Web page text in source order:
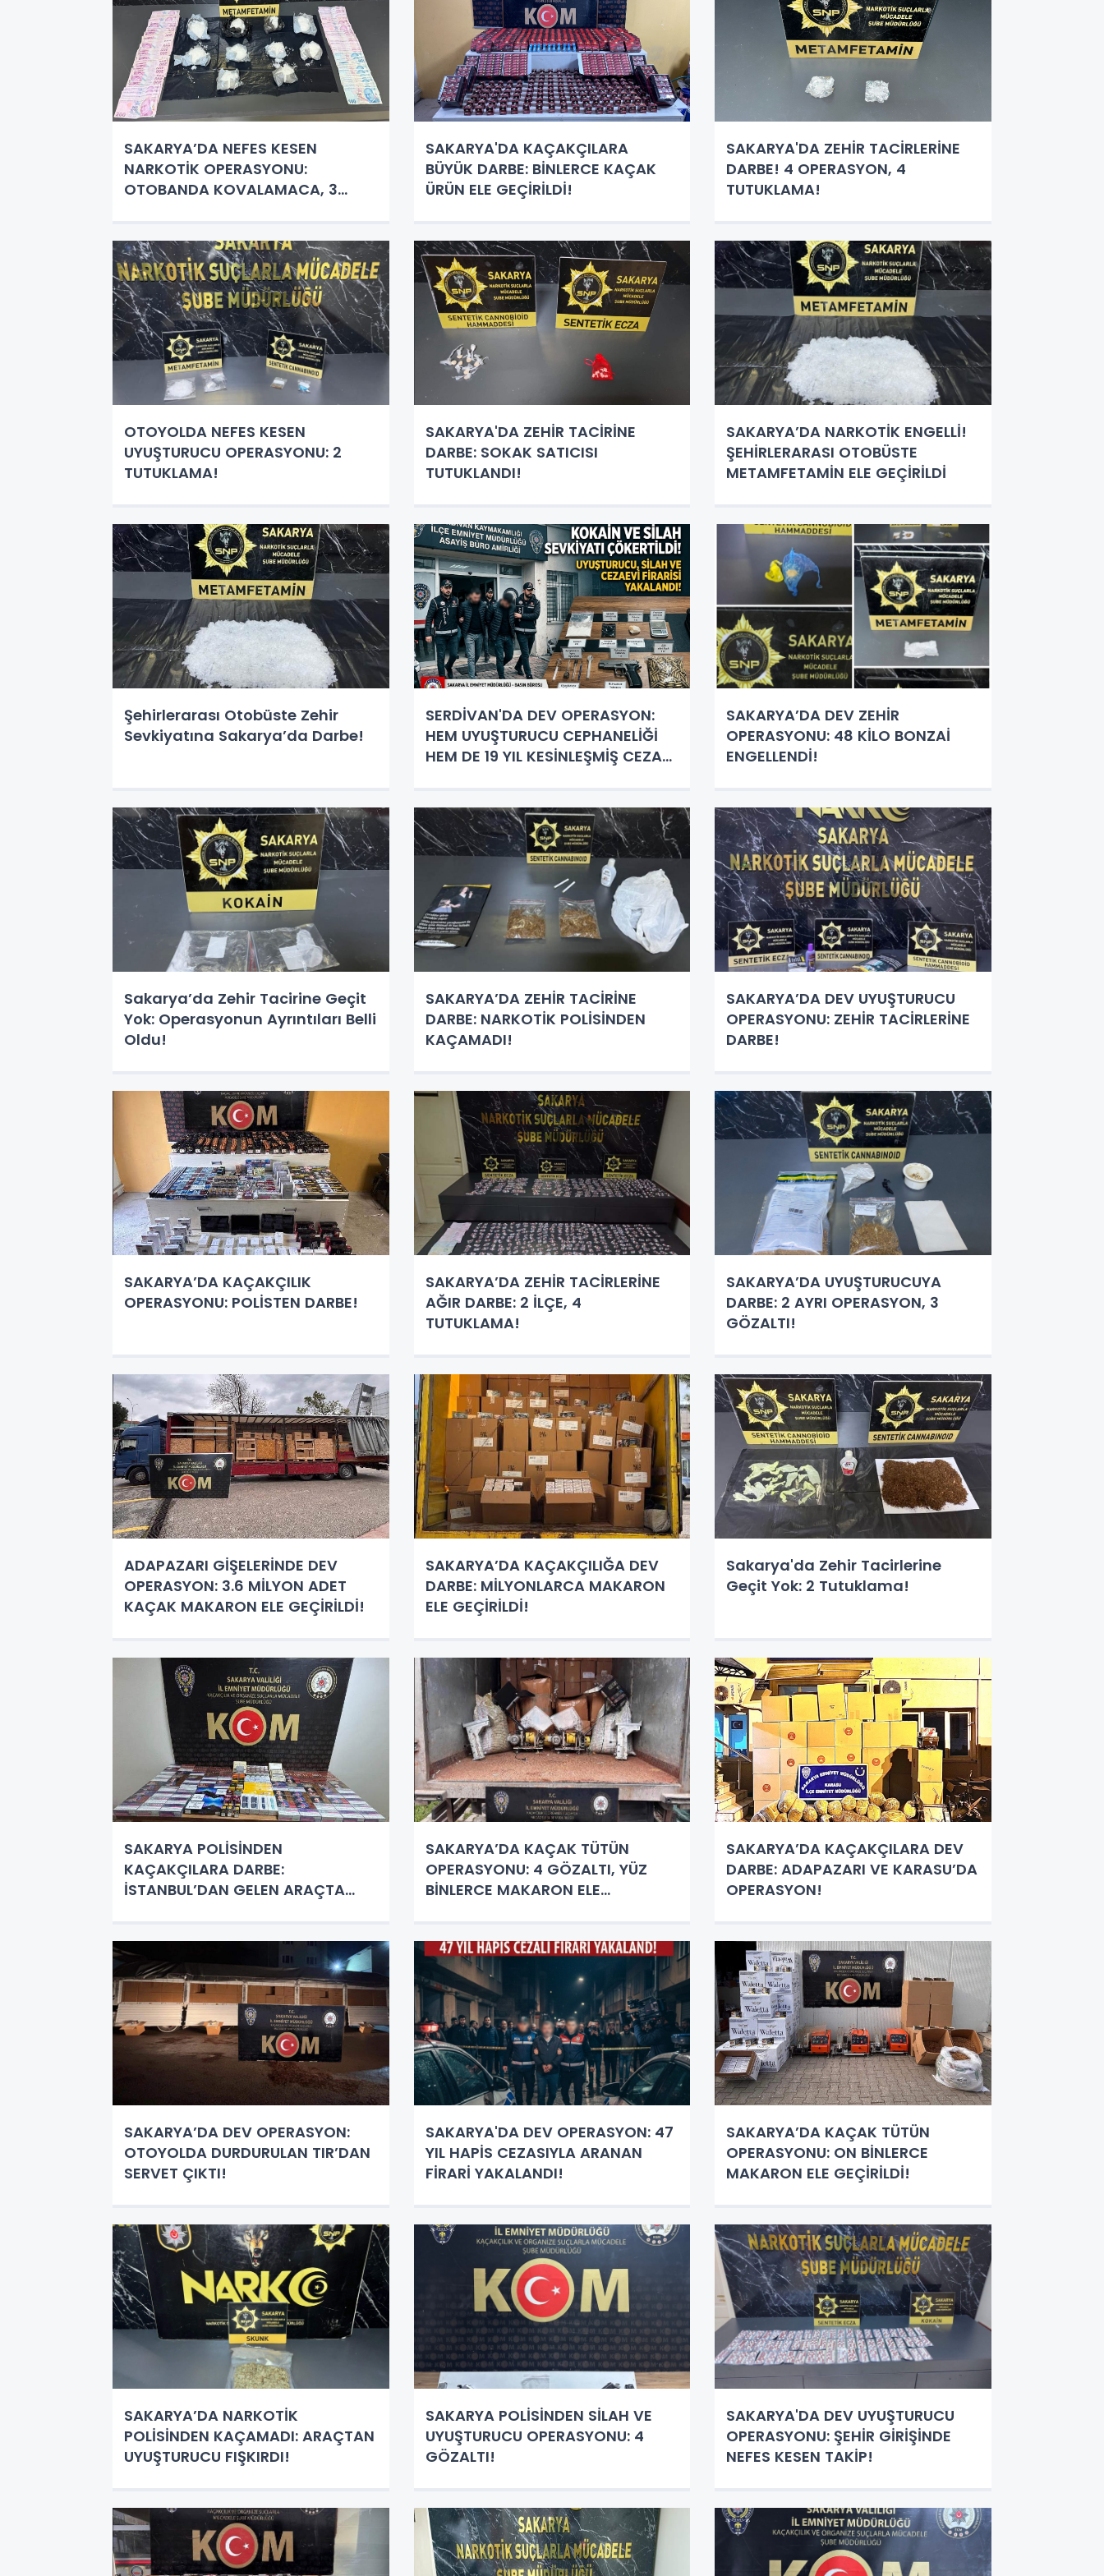
SAKARYA’DA NEFES KESEN
NARKOTİK OPERASYONU:
OTOBANDA KOVALAMACA, 3
SAKARYA'DA KAÇAKÇILARA
BÜYÜK DARBE: BİNLERCE KAÇAK
ÜRÜN ELE GEÇİRİLDİ!
SAKARYA'DA ZEHİR TACİRLERİNE
DARBE! 4 OPERASYON, 4
TUTUKLAMA!
OTOYOLDA NEFES KESEN
UYUŞTURUCU OPERASYONU: 2
TUTUKLAMA!
SAKARYA'DA ZEHİR TACİRİNE
DARBE: SOKAK SATICISI
TUTUKLANDI!
SAKARYA’DA NARKOTİK ENGELLİ!
ŞEHİRLERARASI OTOBÜSTE
METAMFETAMİN ELE GEÇİRİLDİ
Şehirlerarası Otobüste Zehir
Sevkiyatına Sakarya’da Darbe!
SERDİVAN'DA DEV OPERASYON:
HEM UYUŞTURUCU CEPHANELİĞİ
HEM DE 19 YIL KESİNLEŞMİŞ CEZASI
SAKARYA’DA DEV ZEHİR
OPERASYONU: 48 KİLO BONZAİ
ENGELLENDİ!
Sakarya’da Zehir Tacirine Geçit
Yok: Operasyonun Ayrıntıları Belli
Oldu!
SAKARYA’DA ZEHİR TACİRİNE
DARBE: NARKOTİK POLİSİNDEN
KAÇAMADI!
SAKARYA’DA DEV UYUŞTURUCU
OPERASYONU: ZEHİR TACİRLERİNE
DARBE!
SAKARYA’DA KAÇAKÇILIK
OPERASYONU: POLİSTEN DARBE!
SAKARYA’DA ZEHİR TACİRLERİNE
AĞIR DARBE: 2 İLÇE, 4
TUTUKLAMA!
SAKARYA’DA UYUŞTURUCUYA
DARBE: 2 AYRI OPERASYON, 3
GÖZALTI!
ADAPAZARI GİŞELERİNDE DEV
OPERASYON: 3.6 MİLYON ADET
KAÇAK MAKARON ELE GEÇİRİLDİ!
SAKARYA’DA KAÇAKÇILIĞA DEV
DARBE: MİLYONLARCA MAKARON
ELE GEÇİRİLDİ!
Sakarya'da Zehir Tacirlerine
Geçit Yok: 2 Tutuklama!
SAKARYA POLİSİNDEN
KAÇAKÇILARA DARBE:
İSTANBUL’DAN GELEN ARAÇTA
SAKARYA’DA KAÇAK TÜTÜN
OPERASYONU: 4 GÖZALTI, YÜZ
BİNLERCE MAKARON ELE
SAKARYA’DA KAÇAKÇILARA DEV
DARBE: ADAPAZARI VE KARASU’DA
OPERASYON!
SAKARYA’DA DEV OPERASYON:
OTOYOLDA DURDURULAN TIR’DAN
SERVET ÇIKTI!
SAKARYA'DA DEV OPERASYON: 47
YIL HAPİS CEZASIYLA ARANAN
FİRARİ YAKALANDI!
SAKARYA’DA KAÇAK TÜTÜN
OPERASYONU: ON BİNLERCE
MAKARON ELE GEÇİRİLDİ!
SAKARYA’DA NARKOTİK
POLİSİNDEN KAÇAMADI: ARAÇTAN
UYUŞTURUCU FIŞKIRDI!
SAKARYA POLİSİNDEN SİLAH VE
UYUŞTURUCU OPERASYONU: 4
GÖZALTI!
SAKARYA'DA DEV UYUŞTURUCU
OPERASYONU: ŞEHİR GİRİŞİNDE
NEFES KESEN TAKİP!